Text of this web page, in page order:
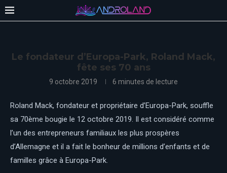
Le fondateur d’Europa-Park, Roland Mack,
fête ses 70 ans
9 octobre 2019 6 minutes de lecture
Roland Mack, fondateur et propriétaire d’Europa-Park, souffle
sa 70ème bougie le 12 octobre 2019. Il est considéré comme
l’un des entrepreneurs familiaux les plus prospères
d’Allemagne et il a fait le bonheur de millions d’enfants et de
familles grâce à Europa-Park.